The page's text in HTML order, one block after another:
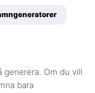
generera. Om du vill
bara